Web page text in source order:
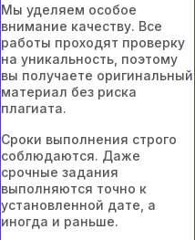
Мы уделяем особое
внимание качеству. Все
работы проходят проверку
на уникальность, поэтому
вы получаете оригинальный
материал без риска
плагиата.
Сроки выполнения строго
соблюдаются. Даже
срочные задания
выполняются точно к
установленной дате, а
иногда и раньше.